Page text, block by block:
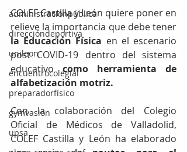
administraciónpública
direccióndeportiva
unileon
encuentrocolegial
preparadorfísico
gymvasion
upsa
COLEF Castilla y León quiere poner en
la Educación Física en el escenario
post COVID-19 dentro del sistema
educativo como herramienta de
alfabetización motriz.
Con la colaboración del Colegio
Oficial de Médicos de Valladolid,
COLEF Castilla y León ha elaborado